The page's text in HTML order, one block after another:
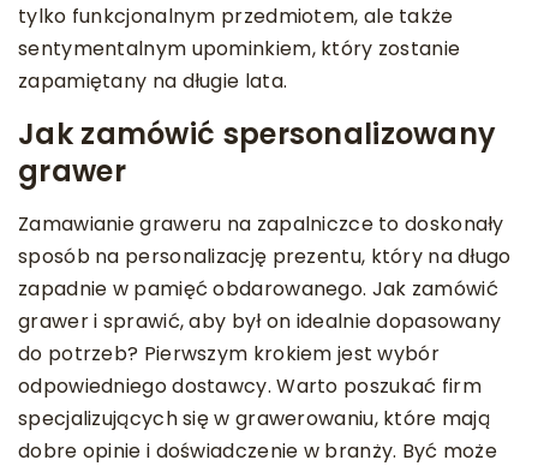
tylko funkcjonalnym przedmiotem, ale także
sentymentalnym upominkiem, który zostanie
zapamiętany na długie lata.
Jak zamówić spersonalizowany
grawer
Zamawianie graweru na zapalniczce to doskonały
sposób na personalizację prezentu, który na długo
zapadnie w pamięć obdarowanego. Jak zamówić
grawer i sprawić, aby był on idealnie dopasowany
do potrzeb? Pierwszym krokiem jest wybór
odpowiedniego dostawcy. Warto poszukać firm
specjalizujących się w grawerowaniu, które mają
dobre opinie i doświadczenie w branży. Być może